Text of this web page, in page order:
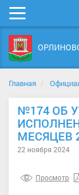
Мобильное
меню
Главная
№174 ОБ
МЕСЯЦЕВ
22 ноября 2024
Просмотр